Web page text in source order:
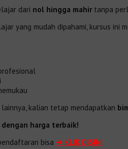
dari nol hingga mahirtanpa
yang mudah dipahami, kursus
lainnya, kalian tetap mendapatkan
dengan harga terbaik!
bisa ➔ KLIK DISINI